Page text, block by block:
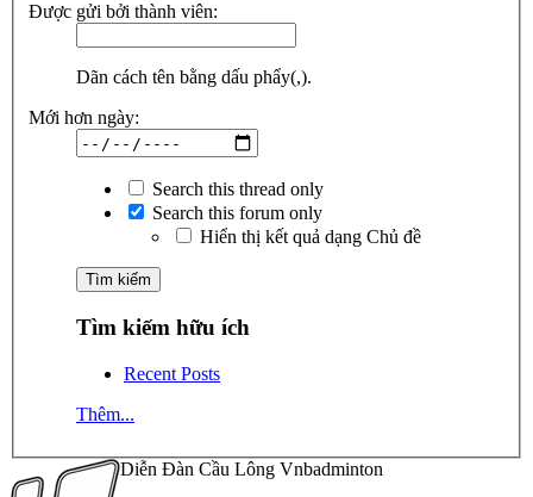
Được gửi bởi thành viên:
Dãn cách tên bằng dấu phẩy(,).
Mới hơn ngày:
Search this thread only
Search this forum only
Hiển thị kết quả dạng Chủ đề
Tìm kiếm hữu ích
Recent Posts
Thêm...
Diễn Đàn Cầu Lông Vnbadminton